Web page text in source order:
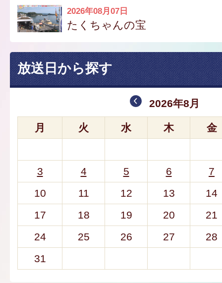
2026年08月07日
たくちゃんの宝
放送日から探す
2026年8月
月 火 水 木 金
3 4 5 6
7
10
11 12 13
14
17
18 19 20
21
24
25 26 27
28
31